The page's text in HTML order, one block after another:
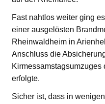
Fast nahtlos weiter ging
einer ausgelösten
Rheinwaldheim in
Anschluss die
erfolgte.
Sicher ist, dass in